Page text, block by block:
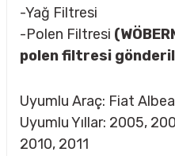
-Yağ Filtresi
-Polen Filtresi
polen filtresi
Uyumlu Araç: Fiat
Uyumlu Yıllar: 2005,
2010, 2011